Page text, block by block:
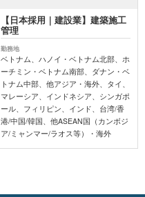
【日本採用｜建設業】建築施工
管理
勤務地
ベトナム、ハノイ・ベトナム北部、ホ
ーチミン・ベトナム南部、ダナン・ベ
トナム中部、他アジア・海外、タイ、
マレーシア、インドネシア、シンガポ
ール、フィリピン、インド、台湾/香
港/中国/韓国、他ASEAN国（カンボジ
ア/ミャンマー/ラオス等）・海外